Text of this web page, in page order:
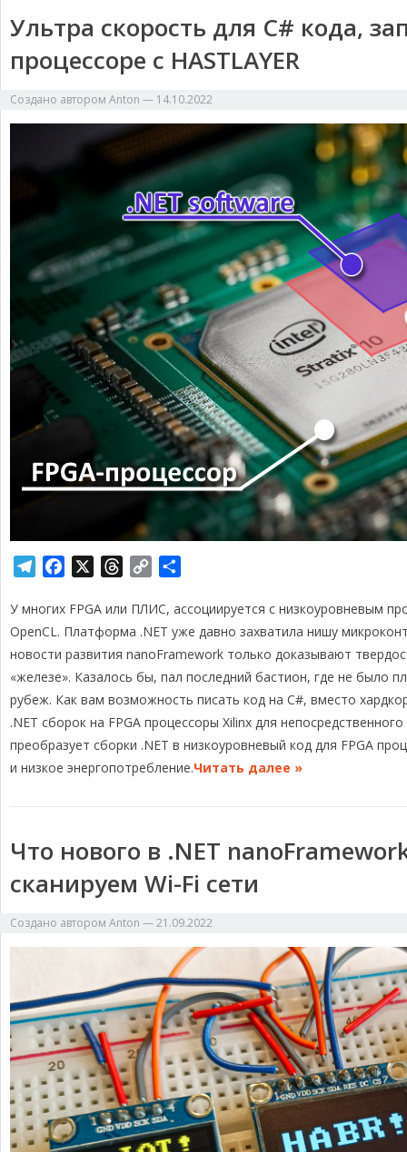
Ультра скорость для C# кода,
процессоре с HASTLAYER
Создано автором Anton — 14.10.2022
l
e
g
r
a
m
c
e
b
o
o
k
r
e
a
d
s
p
y
L
i
n
k
п
р
а
в
и
т
ь
У многих FPGA или ПЛИС, ассоциируется с низкоуровневым
OpenCL. Платформа .NET уже давно захватила нишу
новости развития nanoFramework только доказывают
«железе». Казалось бы, пал последний бастион, где не было
рубеж. Как вам возможность писать код на C#, вместо
.NET сборок на FPGA процессоры Xilinx для
преобразует сборки .NET в низкоуровневый код для FPGA
и низкое энергопотребление.Читать далее »
Что нового в .NET
сканируем Wi-Fi сети
Создано автором Anton —21.09.2022